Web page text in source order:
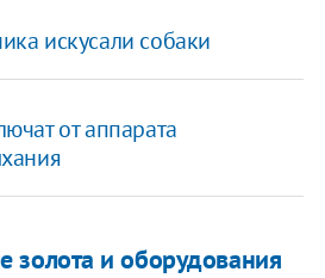
искусали собаки
от аппарата
золота и оборудования